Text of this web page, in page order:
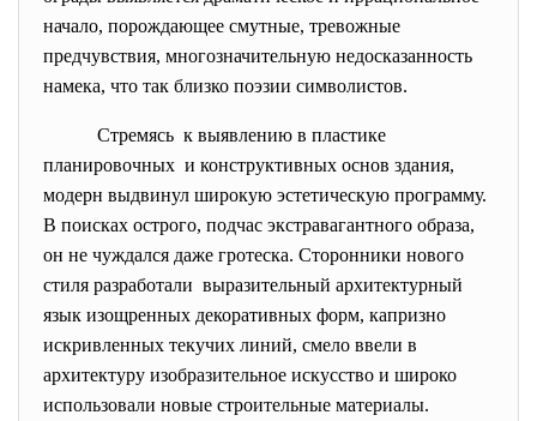
начало, порождающее смутные, тревожные
предчувствия, многозначительную недосказанность
намека, что так близко поэзии символистов.
Стремясь к выявлению в пластике
планировочных и конструктивных основ здания,
модерн выдвинул широкую эстетическую программу.
В поисках острого, подчас экстравагантного образа,
он не чуждался даже гротеска. Сторонники нового
стиля разработали выразительный архитектурный
язык изощренных декоративных форм, капризно
искривленных текучих линий, смело ввели в
архитектуру изобразительное искусство и широко
использовали новые строительные материалы.